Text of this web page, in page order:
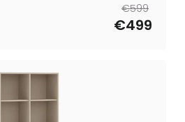
Parastā
cena
€599
Pārdošanas
cena€499